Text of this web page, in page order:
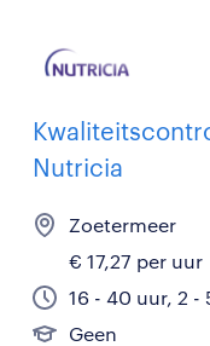
Nutricia
Zoetermeer
€ 17,27 per uur
16 - 40 uur, 2 -
Geen